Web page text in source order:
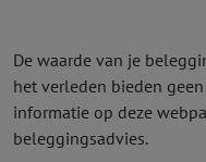
De waarde van je
het verleden bieden
informatie op deze
beleggingsadvies.